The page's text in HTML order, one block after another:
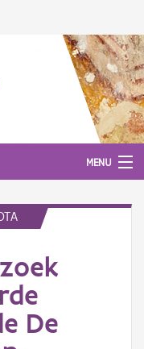
MENU
De